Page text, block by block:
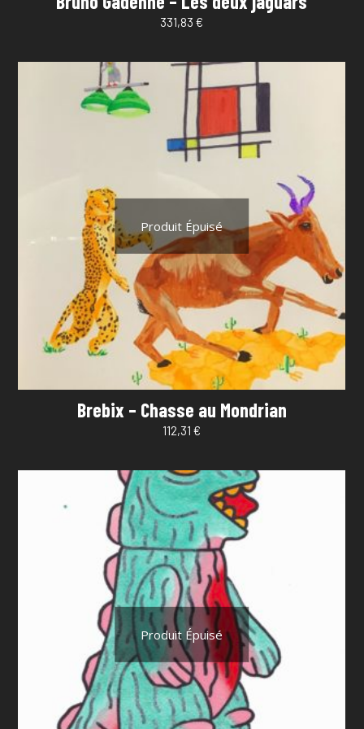
331,83 €
Produit Épuisé
Brebix – Chasse au Mondrian
112,31 €
Produit Épuisé